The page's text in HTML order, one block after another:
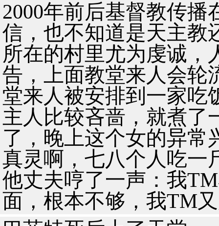
2000年前后基督教传
信，也不知道是天主教
所在的村里尤为虔诚，
告，上面教堂来人会轮
堂来人被安排到一家吃
主人比较吝啬，就煮了
了，晚上这个女的异常
真灵啊，七八个人吃一
他丈夫哼了一声：我
面，根本不够，我TM